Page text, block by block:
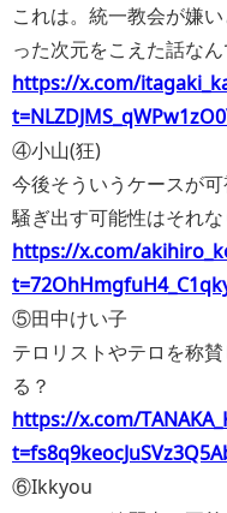
これは。統一教会が嫌
った次元をこえた話なん
https://x.com/
④小山(狂)
今後そういうケースが
騒ぎ出す可能性はそれな
https://x.com/
⑤田中けい子
テロリストやテロを称
る？
https://x.com/
⑥Ikkyou